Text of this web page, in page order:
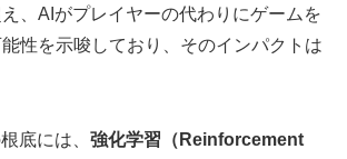
、AIがプレイヤーの代わりにゲームを
能性を示唆しており、そのインパクトは
底には、 強化学習（Reinforcement